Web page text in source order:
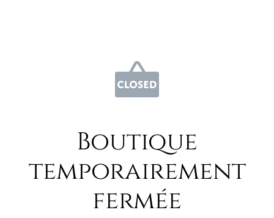
Boutique
temporairement
fermée